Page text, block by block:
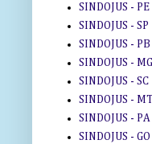
SINDOJUS - PE
SINDOJUS - SP
SINDOJUS - PB
SINDOJUS - MG
SINDOJUS - SC
SINDOJUS -
SINDOJUS - PA
SINDOJUS - GO